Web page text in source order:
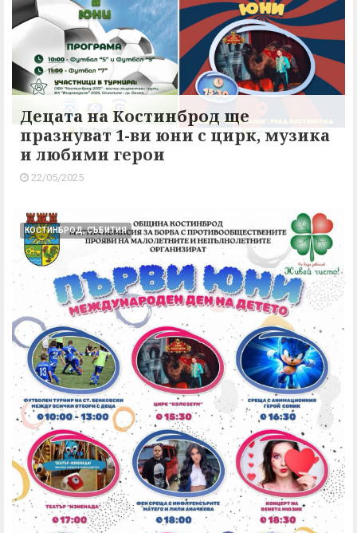
Децата на Костинброд ще
празнуват 1-ви юни с цирк, музика
и любими герои
22/05/2025
КОСТИНБРОД, СЪБИТИЯ